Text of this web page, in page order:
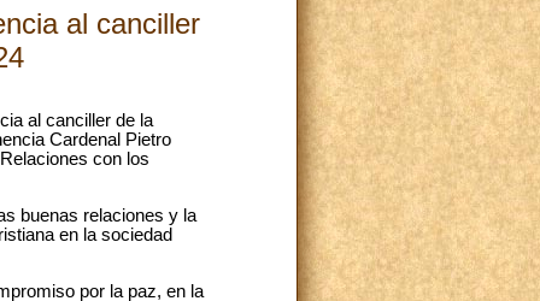
al canciller
al canciller de la
Cardenal Pietro
con los
buenas relaciones y la
en la sociedad
por la paz, en la